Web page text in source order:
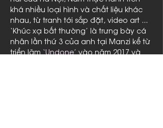
khá nhiều loại hình và chất liệu khác
nhau, từ tranh tới sắp đặt, video art ...
‘Khúc xạ bất thường’ là trưng bày cá
nhân lần thứ 3 của anh tại Manzi kể từ
triển lãm ‘Undone’ vào năm 2017 và